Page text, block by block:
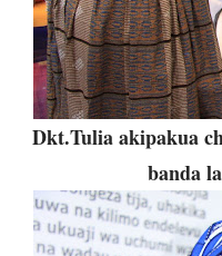
Dkt.Tulia akipakua
banda